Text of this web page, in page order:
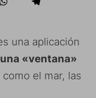
una aplicación
«ventana»
como el mar, las